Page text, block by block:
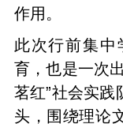
作用。
此次行前集中
育，也是一次
茗红”社会实
头，围绕理论